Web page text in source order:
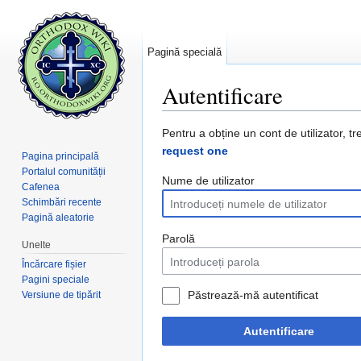
Autentificare
Pentru a obține un cont de utilizator,
request one
Nume de utilizator
Parolă
Păstrează-mă autentificat
Autentificare
Pagină specială
Pagina principală
Portalul comunității
Cafenea
Schimbări recente
Pagină aleatorie
Unelte
Încărcare fișier
Pagini speciale
Versiune de tipărit